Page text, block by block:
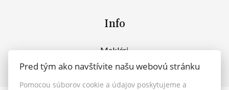
Info
Makléri
Napíšte nám
Kontakt
Pred tým ako navštívite našu webovú stránku
Pomocou súborov cookie a údajov poskytujeme a